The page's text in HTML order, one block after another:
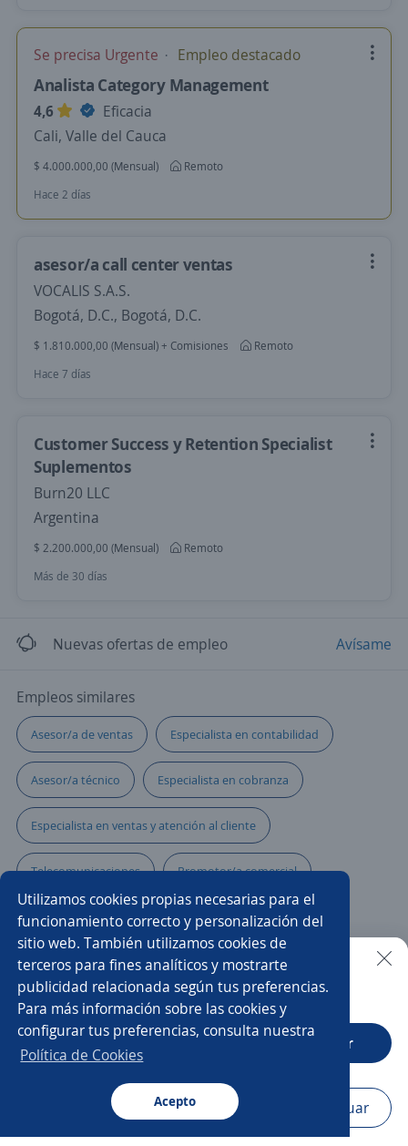
Utilizamos cookies propias necesarias para el
funcionamiento correcto y personalización del
sitio web. También utilizamos cookies de
terceros para fines analíticos y mostrarte
publicidad relacionada según tus preferencias.
Para más información sobre las cookies y
configurar tus preferencias, consulta nuestra
Política de Cookies
Acepto
Buscar Aplicaciones Avisos Favoritos
Se precisa Urgente Empleo destacado
Analista Category Management
4,6
Eficacia
Cali, Valle del Cauca
$ 4.000.000,00 (Mensual)
Remoto
Hace 2 días
asesor/a call center ventas
VOCALIS S.A.S.
Bogotá, D.C., Bogotá, D.C.
$ 1.810.000,00 (Mensual) + Comisiones
Remoto
Hace 7 días
Customer Success y Retention Specialist
Suplementos
Burn20 LLC
Argentina
$ 2.200.000,00 (Mensual)
Remoto
Más de 30 días
Nuevas ofertas de empleo Avísame
Empleos similares
Asesor/a de ventas Especialista en contabilidad
Asesor/a técnico Especialista en cobranza
Especialista en ventas y atención al cliente
Telecomunicaciones Promotor/a comercial
Especialista de nóminas
Asesor/a comercial de tecnología
Asesor/a servicio al cliente Promotor/a asesor de venta
Asesor/a comercial freelance
Comercial tienda Ejecutivo/a comercial
Buscar es más fácil en la app
CT App Abrir
Navegador Continuar